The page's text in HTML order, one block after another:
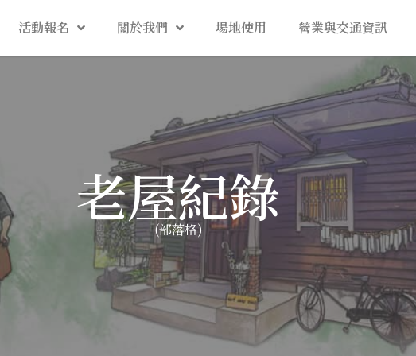
活動報名 關於我們 場地使用 營業與交通資訊
老屋紀錄
(部落格)